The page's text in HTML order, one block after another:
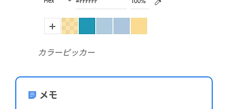
カラーピッカー
メモ